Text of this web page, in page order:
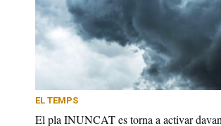
EL TEMPS
El pla INUNCAT es torna a activar